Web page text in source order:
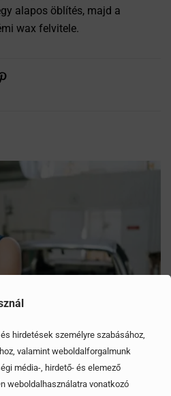
hirdetések személyre szabásához,
valamint weboldalforgalmunk
média-, hirdető- és elemező
weboldalhasználatra vonatkozó
alapos öblítés, majd a
wax felvitele.
fogjuk a fejünket